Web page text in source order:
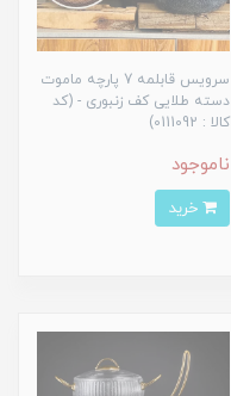
سرویس قابلمه 7 پارچه ماموت
دسته طلایی کف زنبوری - (کد
کالا : 0111092)
ناموجود